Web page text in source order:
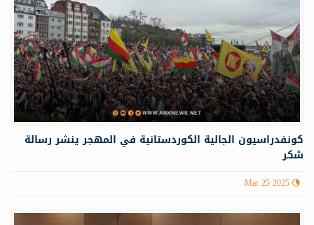
كونفدراسيون الجالية الكوردستانية في المهجر ينشر رسالة
شكر
Mar 25 2025